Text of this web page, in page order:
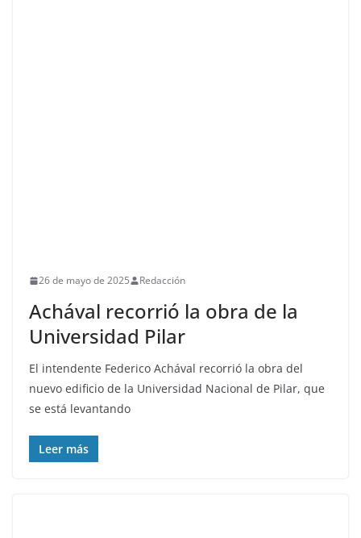
26 de mayo de 2025 Redacción
Achával recorrió la obra de la
Universidad Pilar
El intendente Federico Achával recorrió la obra del
nuevo edificio de la Universidad Nacional de Pilar, que
se está levantando
Leer más